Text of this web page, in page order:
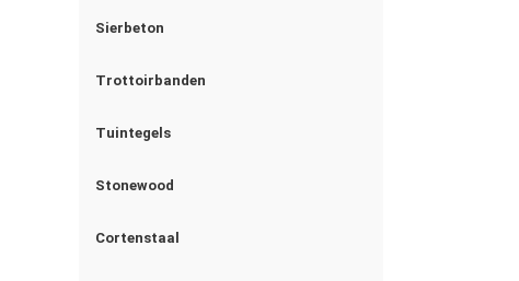
Sierbeton
Trottoirbanden
Tuintegels
Stonewood
Cortenstaal